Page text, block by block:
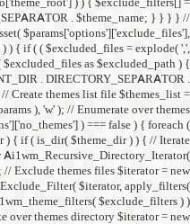
$theme_info['theme_root'] .
Exclude
$params['excluded_files']
$exclude_filters[] =
untrailingslashit(
ai1wm_open(
directory if ( isset(
over themes directory
); //